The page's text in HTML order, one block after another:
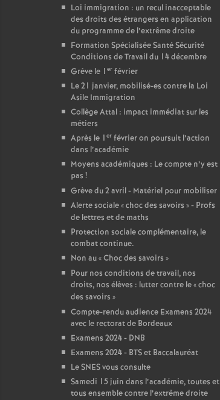
Loi immigration : un recul inacceptable
des droits des étrangers en application
du programme de l’extrême droite
Formation Spécialisée Santé Sécurité
Conditions de Travail du 14 décembre
Grève le 1 er février
Le 21 janvier, mobilisé-es contre la Loi
Asile Immigration
Collège Attal : impact immédiat sur les
métiers
Après le 1 er février on poursuit l’action
dans l’académie
Moyens académiques : Le compte n’y est
pas !
Grève du 2 avril - Matériel pour mobiliser
Alerte sociale «choc des savoirs » - Profs
de lettres et de maths
Protection sociale complémentaire, le
combat continue.
Non au «Choc des savoirs »
Pour nos conditions de travail, nos
droits, nos élèves : lutter contre le «choc
des savoirs »
Compte-rendu audience Examens 2024
avec le rectorat de Bordeaux
Examens 2024 - DNB
Examens 2024 - BTS et Baccalauréat
Le SNES vous consulte
Samedi 15 juin dans l’académie, toutes et
tous ensemble contre l’extrême droite